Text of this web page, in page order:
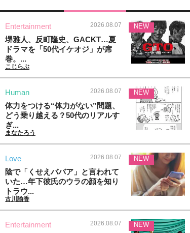
Entertainment 2026.08.07
堺雅人、反町隆史、GACKT…夏
ドラマを「50代イケオジ」が席
巻。...
こじらぶ
NEW
Human 2026.08.07
体力をつける“体力がない”問題、
どう乗り越える？50代のリアルす
ぎ...
まなたろう
NEW
Love 2026.08.07
陰で「くせえババア」と言われて
いた…年下彼氏のウラの顔を知り
トラウ...
古川諭香
NEW
Entertainment 2026.08.07 NEW